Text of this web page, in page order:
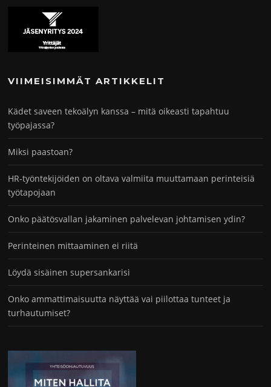
VIIMEISIMMÄT ARTIKKELIT
Kädet saveen tekoälyn kanssa – mitä oikeasti tapahtuu
työpajassa?
Miksi paastoan?
HR-työntekijöiden on oltava valmiita muuttamaan perinteisiä
työtapojaan
Onko päätösvallan jakaminen palvelevan johtamisen ydin?
Perinteinen mittaaminen ei riitä
Löydä sisäinen supersankarisi
Onko ammattimaisuutta näyttää vai piilottaa tunteet ja
turhautumiset?